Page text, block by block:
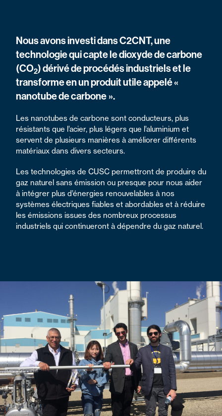
Nous avons investi dans C2CNT, une
technologie qui capte le dioxyde de carbone
(CO2) dérivé de procédés industriels et le
transforme en un produit utile appelé «
nanotube de carbone ».
Les nanotubes de carbone sont conducteurs, plus
résistants que l’acier, plus légers que l’aluminium et
servent de plusieurs manières à améliorer différents
matériaux dans divers secteurs.
Les technologies de CUSC permettront de produire du
gaz naturel sans émission ou presque pour nous aider
à intégrer plus d’énergies renouvelables à nos
systèmes électriques fiables et abordables et à réduire
les émissions issues des nombreux processus
industriels qui continueront à dépendre du gaz naturel.